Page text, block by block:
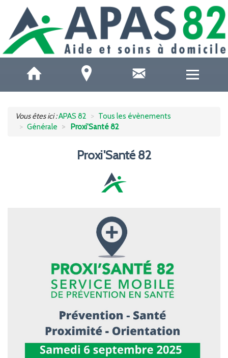
SOINS ET SANTÉ
AIDE À DOMICILE
FORMATION
ACTUALITÉS
RECRUTEMENT
Vous êtes ici :APAS 82
Tous les évènements
Générale
Proxi'Santé 82
Proxi'Santé 82